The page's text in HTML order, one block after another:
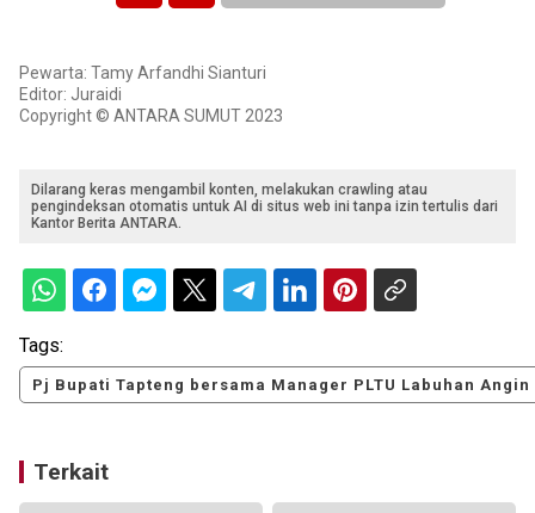
Pewarta: Tamy Arfandhi Sianturi
Editor: Juraidi
Copyright © ANTARA SUMUT 2023
Dilarang keras mengambil konten, melakukan crawling atau
pengindeksan otomatis untuk AI di situs web ini tanpa izin tertulis dari
Kantor Berita ANTARA.
Tags:
Pj Bupati Tapteng bersama Manager PLTU Labuhan Angin
Terkait